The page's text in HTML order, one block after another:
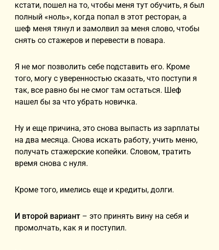
кстати, пошел на то, чтобы меня тут обучить, я был
полный «ноль», когда попал в этот ресторан, а
шеф меня тянул и замолвил за меня слово, чтобы
снять со стажеров и перевести в повара.
Я не мог позволить себе подставить его. Кроме
того, могу с уверенностью сказать, что поступи я
так, все равно бы не смог там остаться. Шеф
нашел бы за что убрать новичка.
Ну и еще причина, это снова выпасть из зарплаты
на два месяца. Снова искать работу, учить меню,
получать стажерские копейки. Словом, тратить
время снова с нуля.
Кроме того, имелись еще и кредиты, долги.
И второй вариант – это принять вину на себя и
промолчать, как я и поступил.